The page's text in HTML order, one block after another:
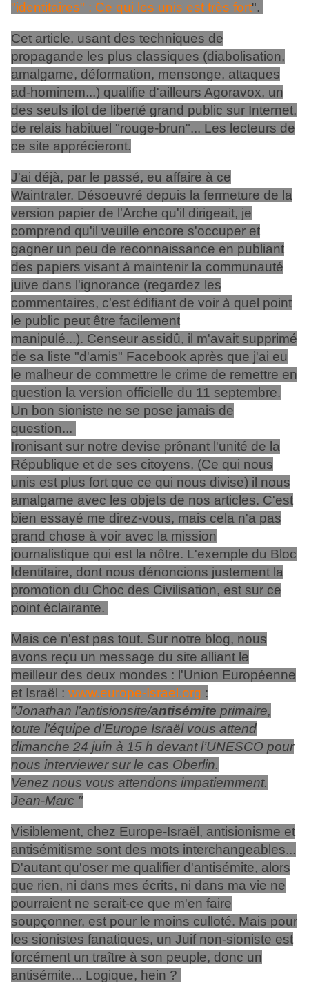
"identitaires" : Ce qui les unis est très fort".
Cet article, usant des techniques de
propagande les plus classiques (diabolisation,
amalgame, déformation, mensonge, attaques
ad-hominem...) qualifie d'ailleurs Agoravox, un
des seuls ilot de liberté grand public sur Internet,
de relais habituel "rouge-brun"... Les lecteurs de
ce site apprécieront.
J'ai déjà, par le passé, eu affaire à ce
Waintrater. Désoeuvré depuis la fermeture de la
version papier de l'Arche qu'il dirigeait, je
comprend qu'il veuille encore s'occuper et
gagner un peu de reconnaissance en publiant
des papiers visant à maintenir la communauté
juive dans l'ignorance (regardez les
commentaires, c'est édifiant de voir à quel point
le public peut être facilement
manipulé...). Censeur assidû, il m'avait supprimé
de sa liste "d'amis" Facebook après que j'ai eu
le malheur de commettre le crime de remettre en
question la version officielle du 11 septembre.
Un bon sioniste ne se pose jamais de
question...
Ironisant sur notre devise prônant l'unité de la
République et de ses citoyens, (Ce qui nous
unis est plus fort que ce qui nous divise) il nous
amalgame avec les objets de nos articles. C'est
bien essayé me direz-vous, mais cela n'a pas
grand chose à voir avec la mission
journalistique qui est la nôtre. L'exemple du Bloc
Identitaire, dont nous dénoncions justement la
promotion du Choc des Civilisation, est sur ce
point éclairante.
Mais ce n'est pas tout. Sur notre blog, nous
avons reçu un message du site alliant le
meilleur des deux mondes : l'Union Européenne
et Israël : www.europe-Israel.org :
"Jonathan l’antisionsite/antisémite primaire,
toute l’équipe d’Europe Israël vous attend
dimanche 24 juin à 15 h devant l’UNESCO pour
nous interviewer sur le cas Oberlin.
Venez nous vous attendons impatiemment.
Jean-Marc "
Visiblement, chez Europe-Israël, antisionisme et
antisémitisme sont des mots interchangeables...
D'autant qu'oser me qualifier d'antisémite, alors
que rien, ni dans mes écrits, ni dans ma vie ne
pourraient ne serait-ce que m'en faire
soupçonner, est pour le moins culloté. Mais pour
les sionistes fanatiques, un Juif non-sioniste est
forcément un traître à son peuple, donc un
antisémite... Logique, hein ?